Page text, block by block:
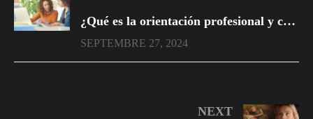
¿Qué es la orientación profesional y cuál es su impacto en la vida?
SEPTEMBRE 27, 2024
NEXT